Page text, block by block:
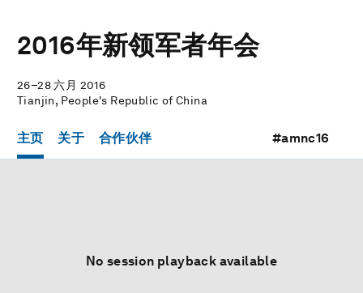
2016年新领军者年会
26–28 六月 2016
Tianjin, People's Republic of China
主页 关于 合作伙伴 #amnc16
No session playback available